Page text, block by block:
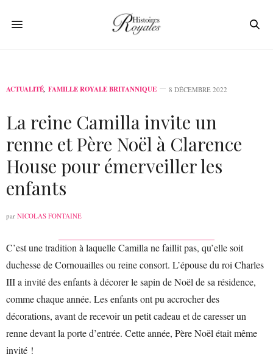
ACTUALITÉ, FAMILLE ROYALE BRITANNIQUE 8 DÉCEMBRE 2022
La reine Camilla invite un
renne et Père Noël à Clarence
House pour émerveiller les
enfants
par NICOLAS FONTAINE
C’est une tradition à laquelle Camilla ne faillit pas, qu’elle soit
duchesse de Cornouailles ou reine consort. L’épouse du roi Charles
III a invité des enfants à décorer le sapin de Noël de sa résidence,
comme chaque année. Les enfants ont pu accrocher des
décorations, avant de recevoir un petit cadeau et de caresser un
renne devant la porte d’entrée. Cette année, Père Noël était même
invité !